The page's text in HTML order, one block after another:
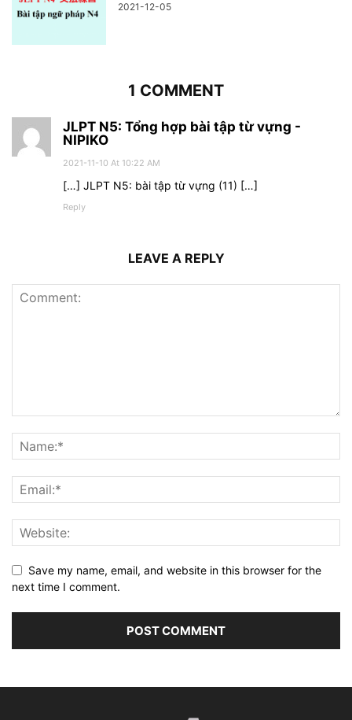
2021-12-05
1 COMMENT
JLPT N5: Tổng hợp bài tập từ vựng -
NIPIKO
2021-11-10 At 10:22 AM
[…] JLPT N5: bài tập từ vựng (11) […]
Reply
LEAVE A REPLY
Save my name, email, and website in this browser for the
next time I comment.